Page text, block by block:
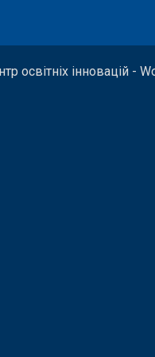
освітніх інновацій -